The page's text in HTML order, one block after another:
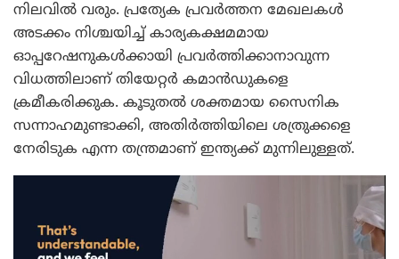
നിലവില്‍ വരും. പ്രത്യേക പ്രവര്‍ത്തന മേഖലകള്‍
അടക്കം നിശ്ചയിച്ച്‌ കാര്യകക്ഷമമായ
ഓപ്പറേഷനുകള്‍ക്കായി പ്രവര്‍ത്തിക്കാനാവുന്ന
വിധത്തിലാണ് തിയേറ്റര്‍ കമാന്‍ഡുകളെ
ക്രമീകരിക്കുക. കൂടുതല്‍ ശക്തമായ സൈനിക
സന്നാഹമുണ്ടാക്കി, അതിര്‍ത്തിയിലെ ശത്രുക്കളെ
നേരിടുക എന്ന തന്ത്രമാണ് ഇന്ത്യക്ക് മുന്നിലുള്ളത്.